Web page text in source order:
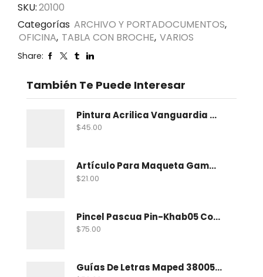
SKU:20100
Categorías ARCHIVO Y PORTADOCUMENTOS,
OFICINA, TABLA CON BROCHE, VARIOS
Share:
También Te Puede Interesar
Pintura Acrilica Vanguardia Metalica 100 Ml
$45.00
Artículo Para Maqueta Gama Zoologico Chico
$21.00
Pincel Pascua Pin-Khab05 Con 15
$75.00
Guías De Letras Maped 38005 No. 5